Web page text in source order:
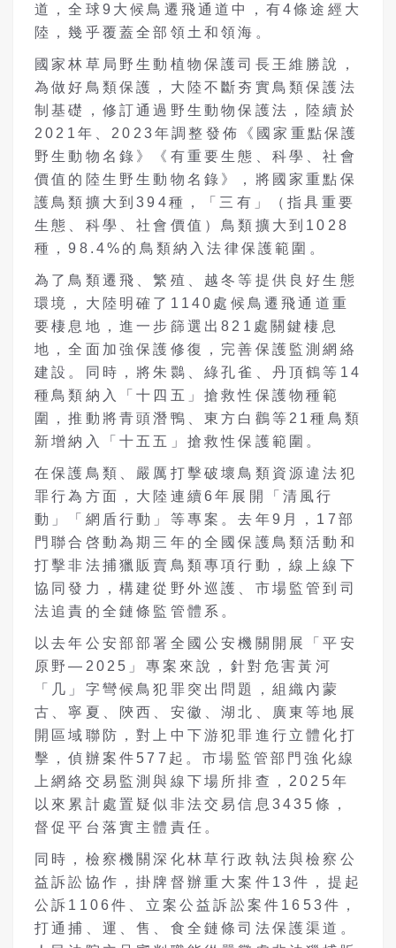
道，全球9大候鳥遷飛通道中，有4條途經大
陸，幾乎覆蓋全部領土和領海。
國家林草局野生動植物保護司長王維勝說，
為做好鳥類保護，大陸不斷夯實鳥類保護法
制基礎，修訂通過野生動物保護法，陸續於
2021年、2023年調整發佈《國家重點保護
野生動物名錄》《有重要生態、科學、社會
價值的陸生野生動物名錄》，將國家重點保
護鳥類擴大到394種，「三有」（指具重要
生態、科學、社會價值）鳥類擴大到1028
種，98.4%的鳥類納入法律保護範圍。
為了鳥類遷飛、繁殖、越冬等提供良好生態
環境，大陸明確了1140處候鳥遷飛通道重
要棲息地，進一步篩選出821處關鍵棲息
地，全面加強保護修復，完善保護監測網絡
建設。同時，將朱䴉、綠孔雀、丹頂鶴等14
種鳥類納入「十四五」搶救性保護物種範
圍，推動將青頭潛鴨、東方白鸛等21種鳥類
新增納入「十五五」搶救性保護範圍。
在保護鳥類、嚴厲打擊破壞鳥類資源違法犯
罪行為方面，大陸連續6年展開「清風行
動」「網盾行動」等專案。去年9月，17部
門聯合啓動為期三年的全國保護鳥類活動和
打擊非法捕獵販賣鳥類專項行動，線上線下
協同發力，構建從野外巡護、市場監管到司
法追責的全鏈條監管體系。
以去年公安部部署全國公安機關開展「平安
原野—2025」專案來說，針對危害黃河
「几」字彎候鳥犯罪突出問題，組織內蒙
古、寧夏、陝西、安徽、湖北、廣東等地展
開區域聯防，對上中下游犯罪進行立體化打
擊，偵辦案件577起。市場監管部門強化線
上網絡交易監測與線下場所排查，2025年
以來累計處置疑似非法交易信息3435條，
督促平台落實主體責任。
同時，檢察機關深化林草行政執法與檢察公
益訴訟協作，掛牌督辦重大案件13件，提起
公訴1106件、立案公益訴訟案件1653件，
打通捕、運、售、食全鏈條司法保護渠道。